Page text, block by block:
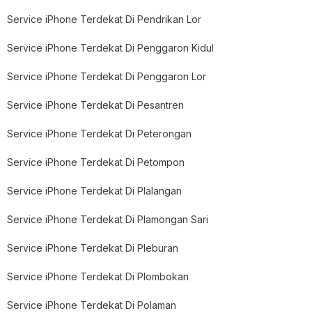
Service iPhone Terdekat Di Pendrikan Lor
Service iPhone Terdekat Di Penggaron Kidul
Service iPhone Terdekat Di Penggaron Lor
Service iPhone Terdekat Di Pesantren
Service iPhone Terdekat Di Peterongan
Service iPhone Terdekat Di Petompon
Service iPhone Terdekat Di Plalangan
Service iPhone Terdekat Di Plamongan Sari
Service iPhone Terdekat Di Pleburan
Service iPhone Terdekat Di Plombokan
Service iPhone Terdekat Di Polaman